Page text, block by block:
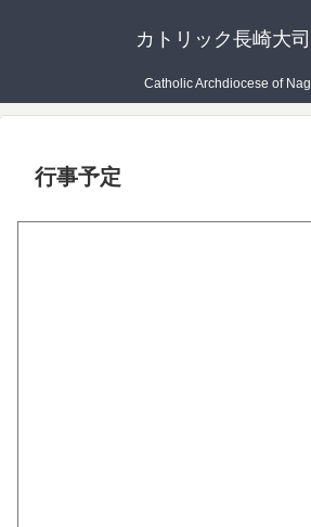
カトリック長崎大
Catholic Archdiocese of
行事予定